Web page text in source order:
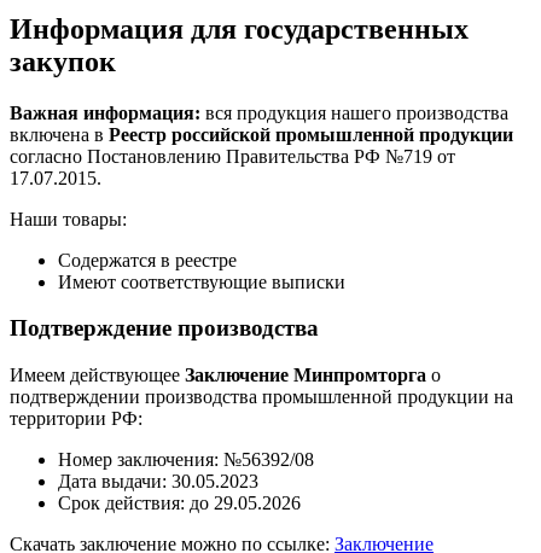
Информация для государственных
закупок
Важная информация: вся продукция нашего производства
включена в Реестр российской промышленной продукции
согласно Постановлению Правительства РФ №719 от
17.07.2015.
Наши товары:
Содержатся в реестре
Имеют соответствующие выписки
Подтверждение производства
Имеем действующее Заключение Минпромторга о
подтверждении производства промышленной продукции на
территории РФ:
Номер заключения: №56392/08
Дата выдачи: 30.05.2023
Срок действия: до 29.05.2026
Скачать заключение можно по ссылке: Заключение